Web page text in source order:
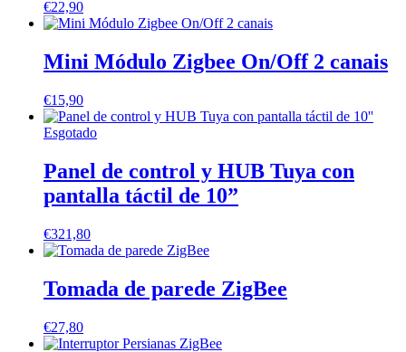
€22,90
Mini Módulo Zigbee On/Off 2 canais
€15,90
Esgotado
Panel de control y HUB Tuya con
pantalla táctil de 10”
€321,80
Tomada de parede ZigBee
€27,80